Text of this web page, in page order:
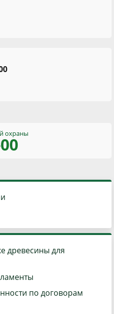
охраны
древесины для
по договорам